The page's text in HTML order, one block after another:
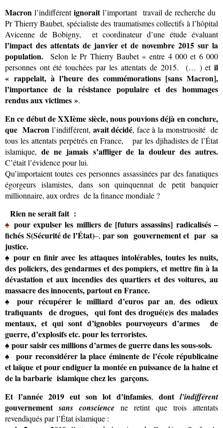
Macronl’indifférentignoraitl’important travail de recherche du
Pr Thierry Baubet, spécialiste des traumatismes collectifs à l’hôpital
Avicenne de Bobigny, et coordinateur d’une étude évaluant
l’impact des attentats de janvier et de novembre 2015 sur la
population. Selon le Pr Thierry Baubet « entre 4 000 et 6 000
personnes ont été touchées par les attentats de 2015. (… ) et il
« rappelait, à l’heure des commémorations [sans Macron],
l’importance de la résistance populaire et des hommages
rendus aux victimes ».
En ce début de XXIème siècle, nous pouvions déjà en conclure,
que Macron l’indifférent, avait décidé, face à la monstruosité de
tous les attentats perpétrés en France, par les djihadistes de l’État
islamique, de ne jamais s’affliger de la douleur des autres.
C’était l’évidence pour lui.
Qu’importaient toutes ces personnes assassinées par des fanatiques
égorgeurs islamistes, dans son quinquennat de petit banquier
millionnaire, aux ordres de la finance mondiale ?
Rien ne serait fait :
♠ pour expulserles milliers de [futurs assassins] radicalisés –
fichés S(Sécurité de l’État)–, par son gouvernement et par sa
justice.
♠pouren finir avec les attaques intolérables, toutes les nuits,
des policiers, des gendarmes et des pompiers, et mettre fin à la
dévastation et aux incendies des quartiers et des voitures, au
massacre desinnocents, partout en France.
♠pour récupérer le milliard d’euros par an,des odieux
trafiquants de drogues, qui font des drogué(e)s des malades
mentaux, et qui sont d’ignobles pourvoyeurs d’armes de
guerre, d’explosifs etc. pour les terroristes.
♠ pour saisir cesmillions d’armes de guerre dans les sous-sols.
♠ pour reconsidérer la place éminente de l’école républicaine
et laïque etpour endiguer la montée en puissance de la haine et
de la barbarie islamique chez les garçons.
Et l’année 2019 eut son lot d’infamies, dont l’indifférent
gouvernementsans conscience ne retint que trois attentats
revendiqués par l’État islamique :